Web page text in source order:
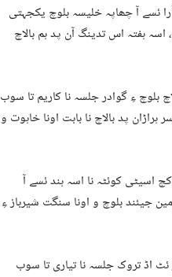
ئسے آ چھاپہ خلیسہ بلوچ یکجہتی
ہفتہ اس تدینگ آن پد ہم بالاچ
بلوچ ءِ گوادر جلسہ نا کاریم تا سوب
پد بالاچ نا بابت اونا خاہوت و
اسیٹی کوئٹہ نا اسہ ہند ئسے آ
جیئند بلوچ و اونا سنگت شیرباز ءِ
ئٹ اڈ تروک جلسہ نا تیاری تا سوب